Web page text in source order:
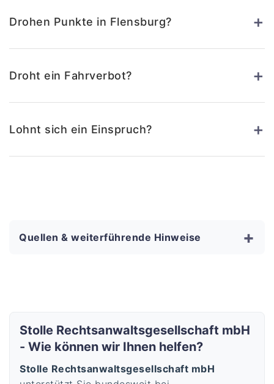
Drohen Punkte in Flensburg? +
Droht ein Fahrverbot? +
Lohnt sich ein Einspruch? +
Quellen & weiterführende Hinweise +
Stolle Rechtsanwaltsgesellschaft mbH
- Wie können wir Ihnen helfen?
Stolle Rechtsanwaltsgesellschaft mbH